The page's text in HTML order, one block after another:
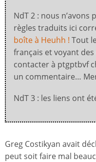
NdT 2 : nous n’avons
règles traduits ici
boîte à Heuhh ! Tout
français et voyant
contacter à ptgptbvf
un commentaire…
NdT 3 : les liens ont
Greg Costikyan avait
peut soit faire mal